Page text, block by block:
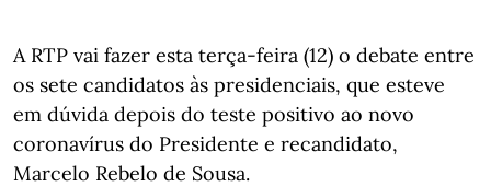
A RTP vai fazer esta terça-feira (12) o debate entre
os sete candidatos às presidenciais, que esteve
em dúvida depois do teste positivo ao novo
coronavírus do Presidente e recandidato,
Marcelo Rebelo de Sousa.